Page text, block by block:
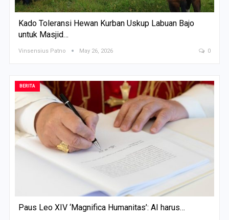
Kado Toleransi Hewan Kurban Uskup Labuan Bajo
untuk Masjid…
Vinsensius Patno May 26, 2026 0
BERITA
Paus Leo XIV ‘Magnifica Humanitas’: AI harus…